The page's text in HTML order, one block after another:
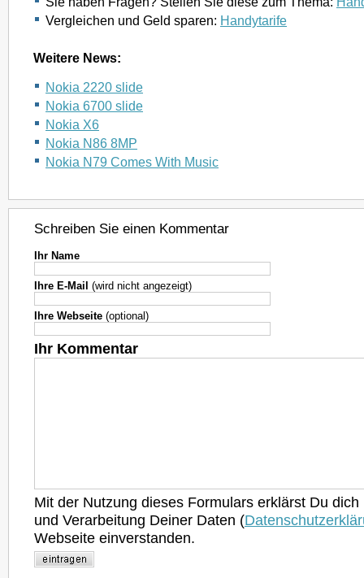
Vergleichen und Geld sparen: Handytarife
Weitere News:
Nokia 2220 slide
Nokia 6700 slide
Nokia X6
Nokia N86 8MP
Nokia N79 Comes With Music
Schreiben Sie einen Kommentar
Ihr Name
Ihre E-Mail (wird nicht angezeigt)
Ihre Webseite (optional)
Ihr Kommentar
Mit der Nutzung dieses Formulars erklärst Du
und Verarbeitung Deiner Daten (
Webseite einverstanden.